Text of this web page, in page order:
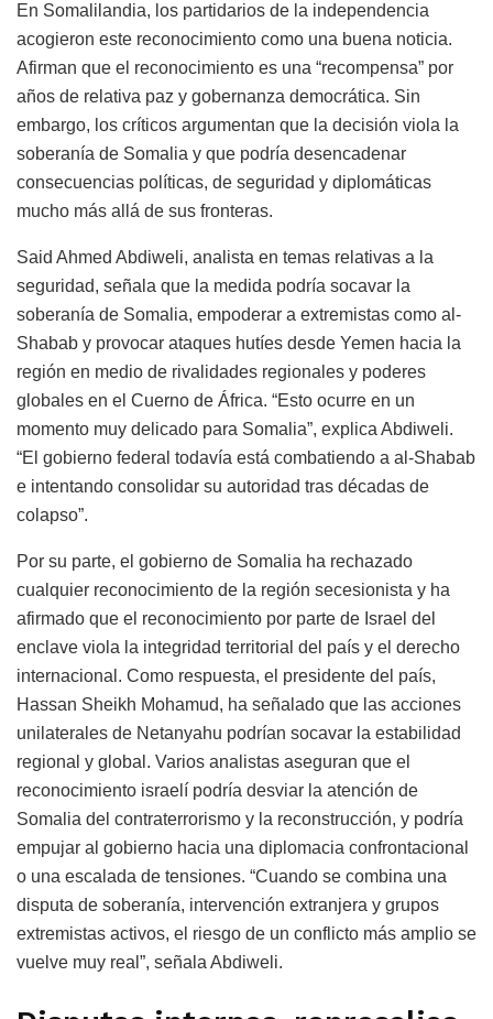
En Somalilandia, los partidarios de la independencia
acogieron este reconocimiento como una buena noticia.
Afirman que el reconocimiento es una “recompensa” por
años de relativa paz y gobernanza democrática. Sin
embargo, los críticos argumentan que la decisión viola la
soberanía de Somalia y que podría desencadenar
consecuencias políticas, de seguridad y diplomáticas
mucho más allá de sus fronteras.
Said Ahmed Abdiweli, analista en temas relativas a la
seguridad, señala que la medida podría socavar la
soberanía de Somalia, empoderar a extremistas como al-
Shabab y provocar ataques hutíes desde Yemen hacia la
región en medio de rivalidades regionales y poderes
globales en el Cuerno de África. “Esto ocurre en un
momento muy delicado para Somalia”, explica Abdiweli.
“El gobierno federal todavía está combatiendo a al-Shabab
e intentando consolidar su autoridad tras décadas de
colapso”.
Por su parte, el gobierno de Somalia ha rechazado
cualquier reconocimiento de la región secesionista y ha
afirmado que el reconocimiento por parte de Israel del
enclave viola la integridad territorial del país y el derecho
internacional. Como respuesta, el presidente del país,
Hassan Sheikh Mohamud, ha señalado que las acciones
unilaterales de Netanyahu podrían socavar la estabilidad
regional y global. Varios analistas aseguran que el
reconocimiento israelí podría desviar la atención de
Somalia del contraterrorismo y la reconstrucción, y podría
empujar al gobierno hacia una diplomacia confrontacional
o una escalada de tensiones. “Cuando se combina una
disputa de soberanía, intervención extranjera y grupos
extremistas activos, el riesgo de un conflicto más amplio se
vuelve muy real”, señala Abdiweli.